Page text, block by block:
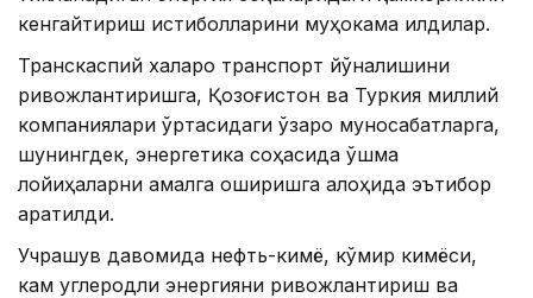
кенгайтириш истиқболларини муҳокама қилдилар.
Транскаспий халқаро транспорт йўналишини
ривожлантиришга, Қозоғистон ва Туркия миллий
компаниялари ўртасидаги ўзаро муносабатларга,
шунингдек, энергетика соҳасида қўшма
лойиҳаларни амалга оширишга алоҳида эътибор
қаратилди.
Учрашув давомида нефть-кимё, кўмир кимёси,
кам углеродли энергияни ривожлантириш ва